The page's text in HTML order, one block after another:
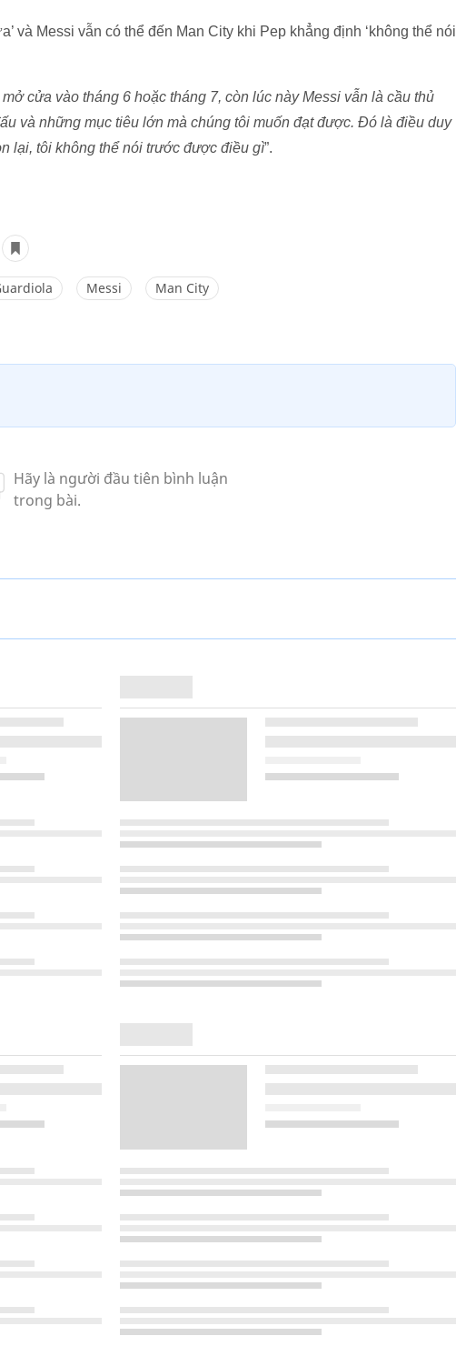
và Messi vẫn có thể đến Man City khi Pep khẳng định ‘không thể nói
cửa vào tháng 6 hoặc tháng 7, còn lúc này Messi vẫn là cầu thủ
và những mục tiêu lớn mà chúng tôi muốn đạt được. Đó là điều duy
lại, tôi không thể nói trước được điều gì”.
Messi Man City